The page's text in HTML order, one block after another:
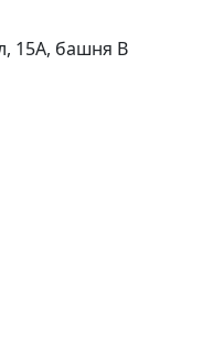
15А, башня В